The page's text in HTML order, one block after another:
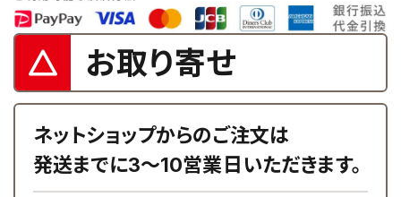
お取り寄せ
ネットショップからのご注文は
発送までに3～10営業日いただきます。